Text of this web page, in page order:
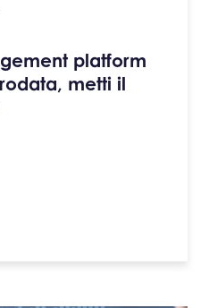
platform
metti il